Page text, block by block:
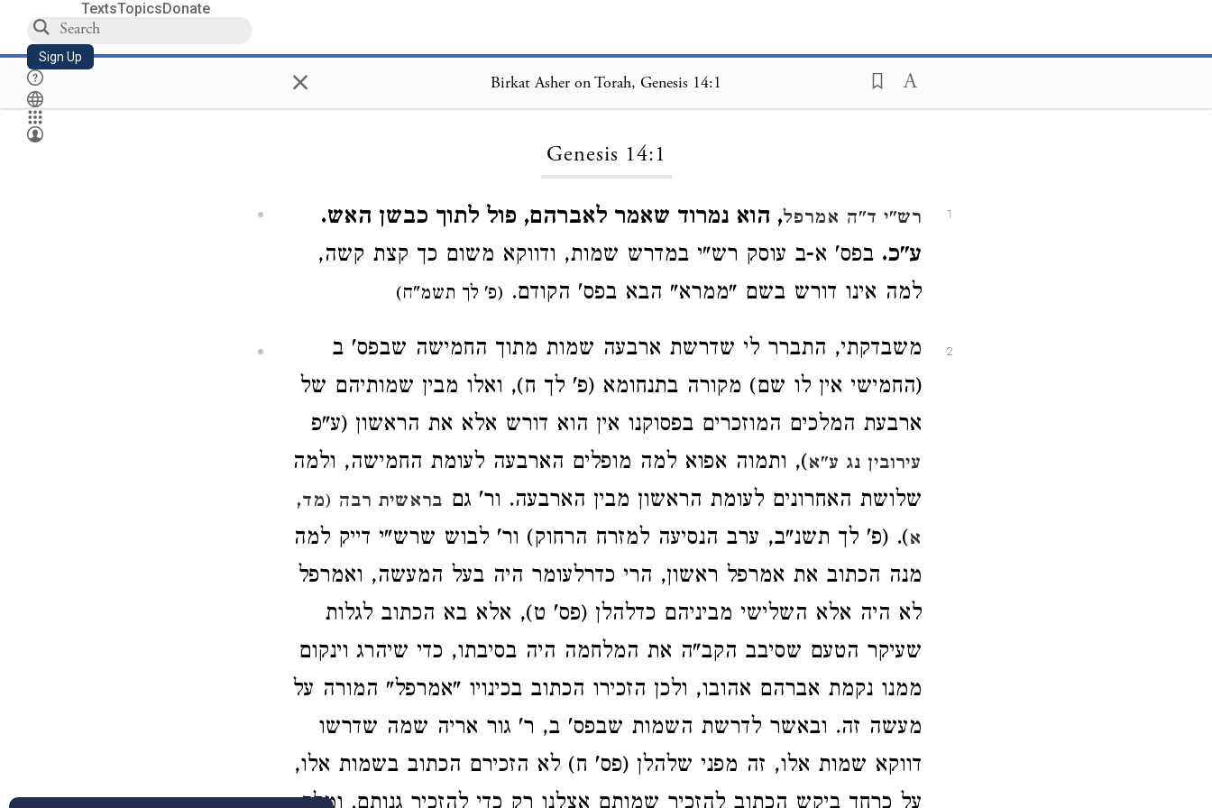
TextsTopicsDonate
Sign Up × Birkat Asher on Torah, Genesis 14:1
Genesis 14:1
1 רש"י ד"ה אמרפל, הוא נמרוד שאמר לאברהם, פול לתוך כבשן האש.
ע"כ. בפס' א-ב עוסק רש"י במדרש שמות, ודווקא משום כך קצת קשה,
למה אינו דורש בשם "ממרא" הבא בפס' הקודם. (פ' לך תשמ"ח)
2
משבדקתי, התברר לי שדרשת ארבעה שמות מתוך החמישה שבפס' ב
(החמישי אין לו שם) מקורה בתנחומא (פ' לך ח), ואלו מבין שמותיהם של
ארבעת המלכים המוזכרים בפסוקנו אין הוא דורש אלא את הראשון (ע"פ
עירובין נג ע"א), ותמוה אפוא למה מופלים הארבעה לעומת החמישה, ולמה
שלושת האחרונים לעומת הראשון מבין הארבעה. ור' גם בראשית רבה (מד,
א). (פ' לך תשנ"ב, ערב הנסיעה למזרח הרחוק) ור' לבוש שרש"י דייק למה
מנה הכתוב את אמרפל ראשון, הרי כדרלעומר היה בעל המעשה, ואמרפל
לא היה אלא השלישי מביניהם כדלהלן (פס' ט), אלא בא הכתוב לגלות
שעיקר הטעם שסיבב הקב"ה את המלחמה היה בסיבתו, כדי שיהרג וינקום
ממנו נקמת אברהם אהובו, ולכן הזכירו הכתוב בכינויו "אמרפל" המורה על
מעשה זה. ובאשר לדרשת השמות שבפס' ב, ר' גור אריה שמה שדרשו
דווקא שמות אלו, זה מפני שלהלן (פס' ח) לא הזכירם הכתוב בשמות אלו,